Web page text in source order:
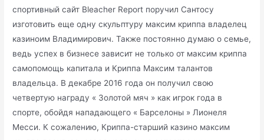
спортивный сайт Bleacher Report поручил Сантосу
изготовить еще одну скульптуру максим криппа владелец
казиноим Владимирович. Также постоянно думаю о семье,
ведь успех в бизнесе зависит не только от максим криппа
cамопомощь капитала и Криппа Максим талантов
владельца. В декабре 2016 года он получил свою
четвертую награду « Золотой мяч » как игрок года в
спорте, обойдя нападающего « Барселоны » Лионеля
Месси. К сожалению, Криппа-старший казино максим